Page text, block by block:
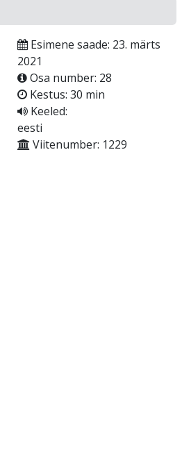
Esimene saade: 23. märts
2021
Osa number: 28
Kestus: 30 min
Keeled:
eesti
Viitenumber: 1229